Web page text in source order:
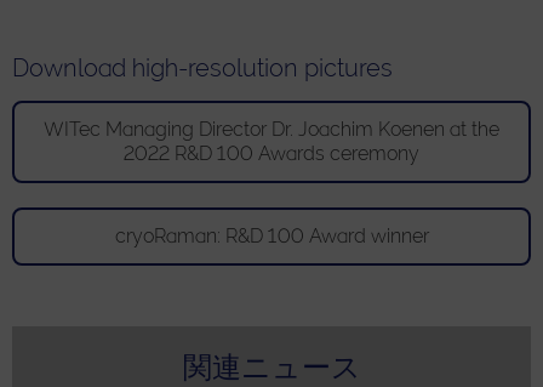
Download high-resolution pictures
WITec Managing Director Dr. Joachim Koenen at the
2022 R&D 100 Awards ceremony
cryoRaman: R&D 100 Award winner
関連ニュース